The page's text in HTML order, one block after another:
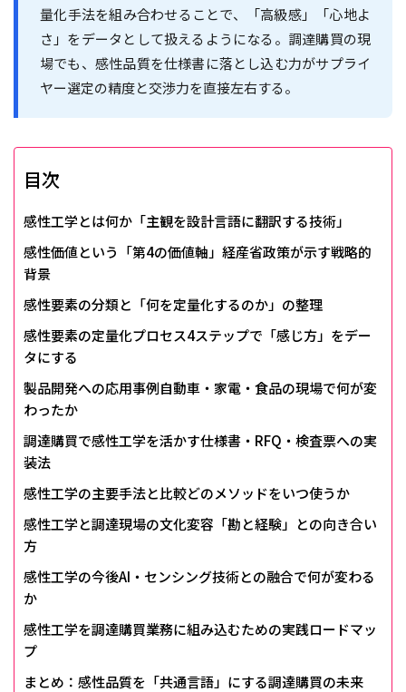
量化手法を組み合わせることで、「高級感」「心地よ
さ」をデータとして扱えるようになる。調達購買の現
場でも、感性品質を仕様書に落とし込む力がサプライ
ヤー選定の精度と交渉力を直接左右する。
目次
感性工学とは何か――「主観を設計言語に翻訳する技術」
感性価値という「第4の価値軸」――経産省政策が示す戦略的
背景
感性要素の分類と「何を定量化するのか」の整理
感性要素の定量化プロセス――4ステップで「感じ方」をデー
タにする
製品開発への応用事例――自動車・家電・食品の現場で何が変
わったか
調達購買で感性工学を活かす――仕様書・RFQ・検査票への実
装法
感性工学の主要手法と比較――どのメソッドをいつ使うか
感性工学と調達現場の文化変容――「勘と経験」との向き合い
方
感性工学の今後――AI・センシング技術との融合で何が変わる
か
感性工学を調達購買業務に組み込むための実践ロードマッ
プ
まとめ：感性品質を「共通言語」にする調達購買の未来